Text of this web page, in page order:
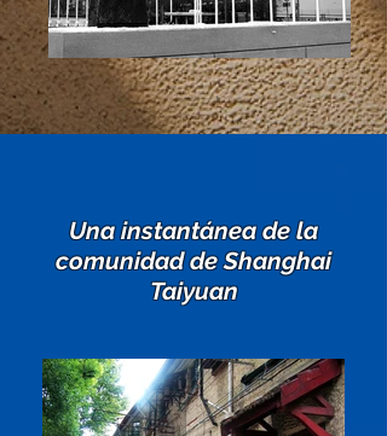
Una instantánea de la
comunidad de Shanghai
Taiyuan